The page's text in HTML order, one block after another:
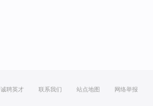
诚聘英才 联系我们 站点地图 网络举报